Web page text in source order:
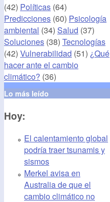
(42) Políticas (64)
Predicciones (60) Psicología
ambiental (34) Salud (37)
Soluciones (38) Tecnologías
(42) Vulnerabilidad (51) ¿Qué
hacer ante el cambio
climático? (36)
Lo más leído
Hoy:
El calentamiento global
podría traer tsunamis y
sismos
Merkel avisa en
Australia de que el
cambio climático no